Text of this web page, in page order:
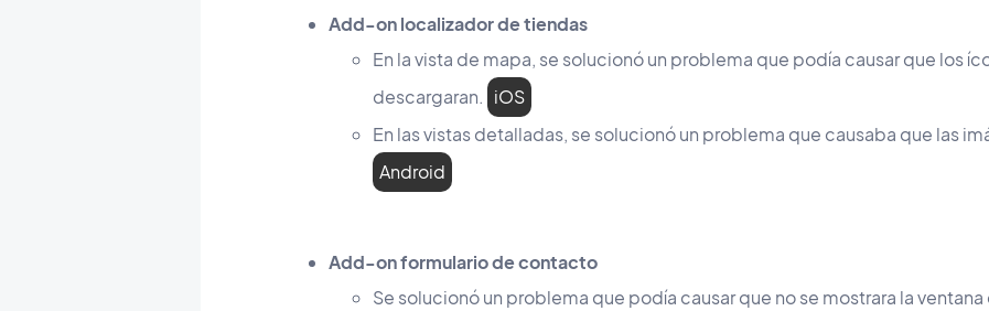
Add-on localizador de tiendas
En la vista de mapa, se solucionó un problema que podía causar que los
descargaran. iOS
En las vistas detalladas, se solucionó un problema que causaba que las
Android
Add-on formulario de contacto
Se solucionó un problema que podía causar que no se mostrara la